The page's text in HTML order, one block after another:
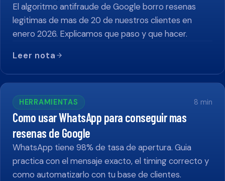
El algoritmo antifraude de Google borro resenas
legitimas de mas de 20 de nuestros clientes en
enero 2026. Explicamos que paso y que hacer.
Leer nota
HERRAMIENTAS 8 min
Como usar WhatsApp para conseguir mas
resenas de Google
WhatsApp tiene 98% de tasa de apertura. Guia
practica con el mensaje exacto, el timing correcto y
como automatizarlo con tu base de clientes.